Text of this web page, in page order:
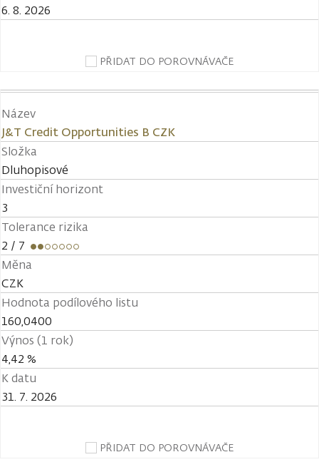
6. 8. 2026
PŘIDAT DO POROVNÁVAČE
Název
J&T Credit Opportunities B CZK
Složka
Dluhopisové
Investiční horizont
3
Tolerance rizika
2 / 7
Měna
CZK
Hodnota podílového listu
160,0400
Výnos (1 rok)
4,42 %
K datu
31. 7. 2026
PŘIDAT DO POROVNÁVAČE